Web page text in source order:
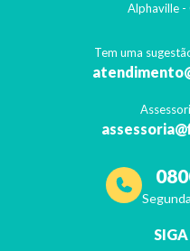
Alphaville-
Tem uma